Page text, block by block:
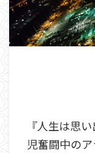
『人生は思
児奮闘中の